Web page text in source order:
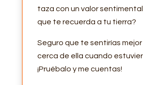
taza con un valor
que te recuerda a tu tierra?
Seguro que te sentirías mejor
cerca de ella cuando
¡Pruébalo y me cuentas!